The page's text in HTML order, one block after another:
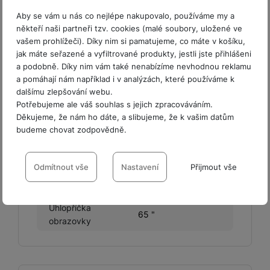
Aby se vám u nás co nejlépe nakupovalo, používáme my a
někteří naši partneři tzv. cookies (malé soubory, uložené ve
vašem prohlížeči). Díky nim si pamatujeme, co máte v košíku,
jak máte seřazené a vyfiltrované produkty, jestli jste přihlášeni
a podobně. Díky nim vám také nenabízíme nevhodnou reklamu
a pomáhají nám například i v analýzách, které používáme k
dalšímu zlepšování webu.
Potřebujeme ale váš souhlas s jejich zpracováváním.
Děkujeme, že nám ho dáte, a slibujeme, že k vašim datům
budeme chovat zodpovědně.
Nastavení souhlasů s kategoriemi
cookies
VŽDY AKTIVNÍ
Odmítnout vše Nastavení Přijmout vše
YouTube Ano
OBRAZOVKA
HDR Ano
Maximální rozlišení
Rozlišení obrazovky 3840 x 2160
Úhlopříčka
obrazovky
65 "